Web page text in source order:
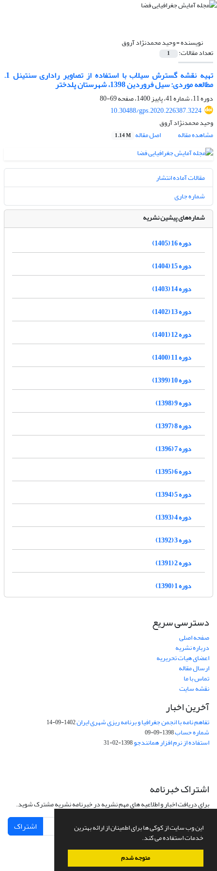
این وب سایت از کوکی ها برای اطمینان از ارائه بهترین
خدمات استفاده می کند.
متوجه شدم
نویسنده =وحید محمدنژاد آروق
تعداد مقالات: 1
تهیه نقشه گسترش سیلاب با استفاده از تصاویر راداری سنتینل 1.
مطالعه موردی: سیل فروردین 1398، شهرستان پلدختر
دوره 11، شماره 41، پاییز 1400، صفحه
69-80
10.30488/gps.2020.226387.3224
وحید محمدنژاد آروق
مشاهده مقاله
اصل مقاله 1.14 M
مقالات آماده انتشار
شماره جاری
شماره‌های پیشین نشریه
دوره 16 (1405)
دوره 15 (1404)
دوره 14 (1403)
دوره 13 (1402)
دوره 12 (1401)
دوره 11 (1400)
دوره 10 (1399)
دوره 9 (1398)
دوره 8 (1397)
دوره 7 (1396)
دوره 6 (1395)
دوره 5 (1394)
دوره 4 (1393)
دوره 3 (1392)
دوره 2 (1391)
دوره 1 (1390)
دسترسی سریع
صفحه اصلی
درباره نشریه
اعضای هیات تحریریه
ارسال مقاله
تماس با ما
نقشه سایت
آخرین اخبار
تفاهم نامه با انجمن جغرافیا و برنامه ریزی شهری ایران1402-09-14
شماره حساب1398-09-09
استفاده از نرم افزار همانندجو1398-02-31
اشتراک خبرنامه
برای دریافت اخبار و اطلاعیه های مهم نشریه در خبرنامه نشریه مشترک شوید.
اشتراک
سامانه مدیریت نشریات علمی.طراحی و پیاده سازی ازسیناوب